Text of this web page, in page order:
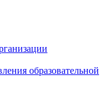
образовательной